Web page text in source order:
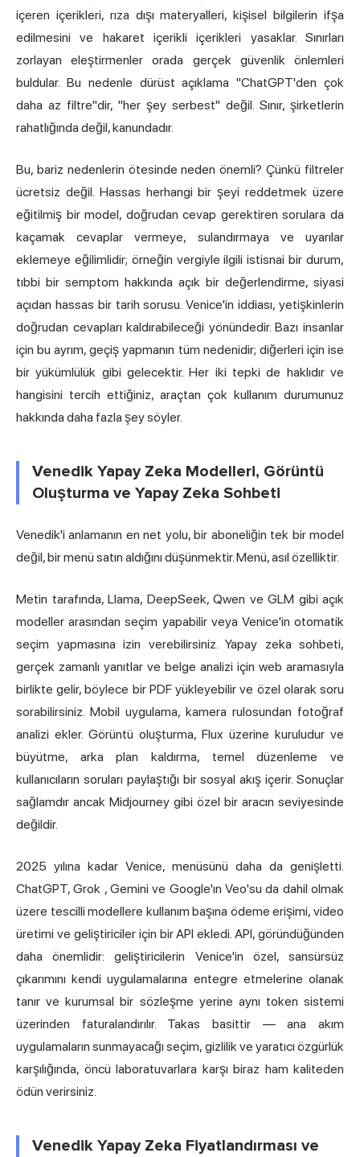
içeren içerikleri, rıza dışı materyalleri, kişisel bilgilerin ifşa
edilmesini ve hakaret içerikli içerikleri yasaklar. Sınırları
zorlayan eleştirmenler orada gerçek güvenlik önlemleri
buldular. Bu nedenle dürüst açıklama "ChatGPT'den çok
daha az filtre"dir, "her şey serbest" değil. Sınır, şirketlerin
rahatlığında değil, kanundadır.
Bu, bariz nedenlerin ötesinde neden önemli? Çünkü filtreler
ücretsiz değil. Hassas herhangi bir şeyi reddetmek üzere
eğitilmiş bir model, doğrudan cevap gerektiren sorulara da
kaçamak cevaplar vermeye, sulandırmaya ve uyarılar
eklemeye eğilimlidir; örneğin vergiyle ilgili istisnai bir durum,
tıbbi bir semptom hakkında açık bir değerlendirme, siyasi
açıdan hassas bir tarih sorusu. Venice'in iddiası, yetişkinlerin
doğrudan cevapları kaldırabileceği yönündedir. Bazı insanlar
için bu ayrım, geçiş yapmanın tüm nedenidir; diğerleri için ise
bir yükümlülük gibi gelecektir. Her iki tepki de haklıdır ve
hangisini tercih ettiğiniz, araçtan çok kullanım durumunuz
hakkında daha fazla şey söyler.
Venedik Yapay Zeka Modelleri, Görüntü
Oluşturma ve Yapay Zeka Sohbeti
Venedik'i anlamanın en net yolu, bir aboneliğin tek bir model
değil, bir menü satın aldığını düşünmektir. Menü, asıl özelliktir.
Metin tarafında, Llama, DeepSeek, Qwen ve GLM gibi açık
modeller arasından seçim yapabilir veya Venice'in otomatik
seçim yapmasına izin verebilirsiniz. Yapay zeka sohbeti,
gerçek zamanlı yanıtlar ve belge analizi için web aramasıyla
birlikte gelir, böylece bir PDF yükleyebilir ve özel olarak soru
sorabilirsiniz. Mobil uygulama, kamera rulosundan fotoğraf
analizi ekler. Görüntü oluşturma, Flux üzerine kuruludur ve
büyütme, arka plan kaldırma, temel düzenleme ve
kullanıcıların soruları paylaştığı bir sosyal akış içerir. Sonuçlar
sağlamdır ancak Midjourney gibi özel bir aracın seviyesinde
değildir.
2025 yılına kadar Venice, menüsünü daha da genişletti.
ChatGPT,Grok , Gemini ve Google'ın Veo'su da dahil olmak
üzere tescilli modellere kullanım başına ödeme erişimi, video
üretimi ve geliştiriciler için bir API ekledi. API, göründüğünden
daha önemlidir: geliştiricilerin Venice'in özel, sansürsüz
çıkarımını kendi uygulamalarına entegre etmelerine olanak
tanır ve kurumsal bir sözleşme yerine aynı token sistemi
üzerinden faturalandırılır. Takas basittir — ana akım
uygulamaların sunmayacağı seçim, gizlilik ve yaratıcı özgürlük
karşılığında, öncü laboratuvarlara karşı biraz ham kaliteden
ödün verirsiniz.
Venedik Yapay Zeka Fiyatlandırması ve